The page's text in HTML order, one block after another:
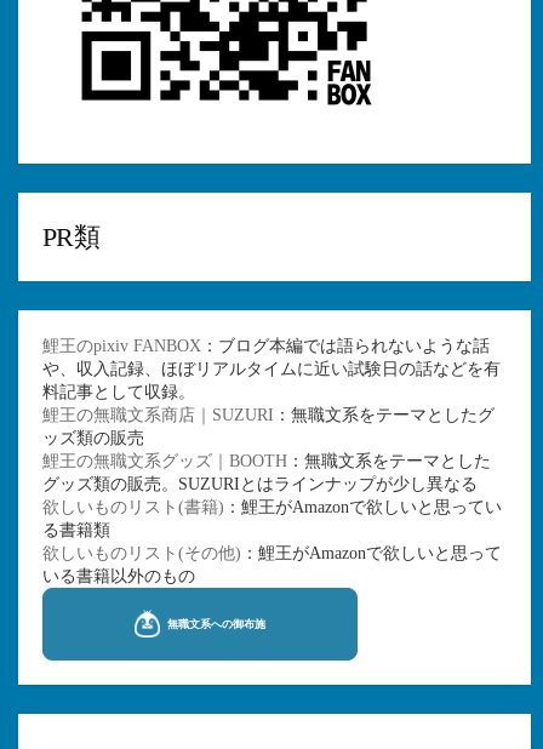
PR類
鯉王のpixiv FANBOX ：ブログ本編では語られないような話
や、収入記録、ほぼリアルタイムに近い試験日の話などを有
料記事として収録。
鯉王の無職文系商店｜SUZURI ：無職文系をテーマとしたグ
ッズ類の販売
鯉王の無職文系グッズ｜BOOTH ：無職文系をテーマとした
グッズ類の販売。SUZURIとはラインナップが少し異なる
欲しいものリスト(書籍) ：鯉王がAmazonで欲しいと思ってい
る書籍類
欲しいものリスト(その他) ：鯉王がAmazonで欲しいと思って
いる書籍以外のもの